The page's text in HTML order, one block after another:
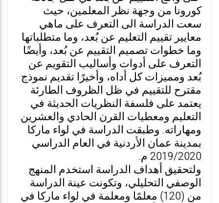
كورونا من وجهة نظر المعلمين، حيث
سعت الدراسة الى التعرف على ماهي
معايير تقييم التعليم عن بُعد، وما متطلباتها
وما خطوات تصميم التقييم عن بُعد، وأيضًا
التعرف على أدوات وأساليب التقويم عن
بُعد ومميزات كل أداه، وأخيرًا تقديم نموذج
مقترح للتقييم في ظل الظروف الطارئة
يعتمد على فلسفة النظريات الحديثة في
التعليم ومعطيات القرن الحادي والعشرين
ومهاراته. وطبقت الدراسة في لواء ماركا
بمدينة عمان الأردنية في العام الدراسي
2019/2020 م.
ولتحقيق أهداف الدراسة استخدم المنهج
الوصفي التحليلي، وتكونت عينة الدراسة
من (120) معلمًا ومعلمة في لواء ماركا في